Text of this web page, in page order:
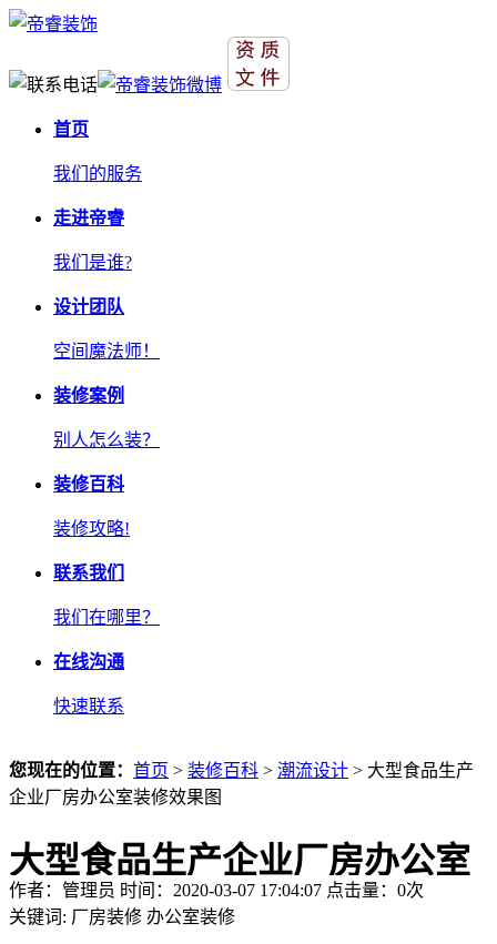
首页
我们的服务
走进帝睿
我们是谁?
设计团队
空间魔法师！
装修案例
别人怎么装？
装修百科
装修攻略!
联系我们
我们在哪里？
在线沟通
快速联系
您现在的位置： 首页 > 装修百科 > 潮流设计 > 大型食品生产
企业厂房办公室装修效果图
大型食品生产企业厂房办公室
装修效果图
作者：管理员 时间：2020-03-07 17:04:07 点击量： 0次
关键词: 厂房装修 办公室装修